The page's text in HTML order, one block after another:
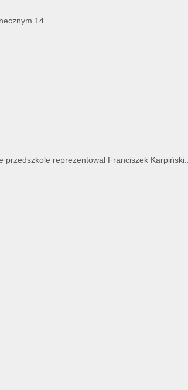
14...
reprezentował Franciszek Karpiński...